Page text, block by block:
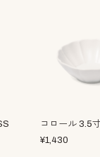
コロール 3.5
¥1,430